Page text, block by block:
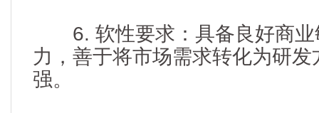
6. 软性要求：具备良好商业
力，善于将市场需求转化为研
强。